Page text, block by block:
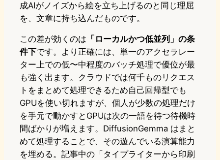
成AIがノイズから絵を立ち上げるのと同じ理屈
を、文章に持ち込んだものです。
この差が効くのは 「ローカルかつ低並列」の条
件下です。より正確には、単一のアクセラレー
ター上での低〜中程度のバッチ処理で優位が最
も強く出ます。クラウドでは何千ものリクエス
トをまとめて処理できるため自己回帰型でも
GPUを使い切れますが、個人が少数の処理だけ
を手元で動かすとGPUは次の一語を待つ待機時
間ばかりが増えます。DiffusionGemma はまと
めて処理することで、その遊んでいる演算能力
を埋める。記事中の「タイプライターから印刷